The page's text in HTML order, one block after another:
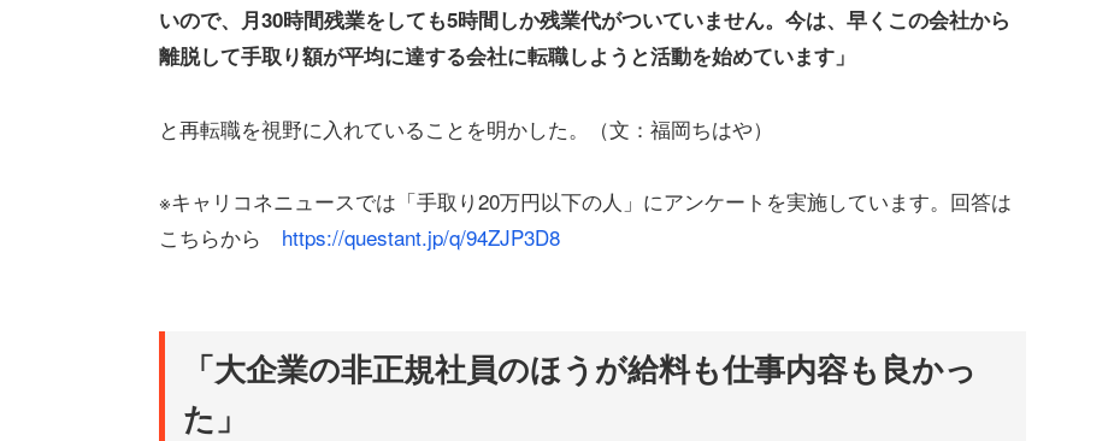
いので、月30時間残業をしても5時間しか残業代がついていません。今は、早くこの会社から
離脱して手取り額が平均に達する会社に転職しようと活動を始めています」
と再転職を視野に入れていることを明かした。（文：福岡ちはや）
※キャリコネニュースでは「手取り20万円以下の人」にアンケートを実施しています。回答は
こちらから https://questant.jp/q/94ZJP3D8
「大企業の非正規社員のほうが給料も仕事内容も良かっ
た」